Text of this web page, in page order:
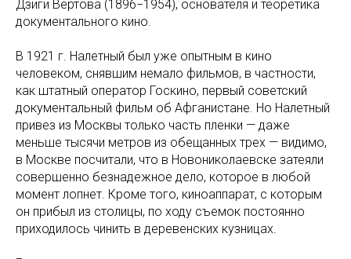
Дзиги Вертова (1896−1954), основателя и теоретика
документального кино.
В 1921 г. Налетный был уже опытным в кино
человеком, снявшим немало фильмов, в частности,
как штатный оператор Госкино, первый советский
документальный фильм об Афганистане. Но Налетный
привез из Москвы только часть пленки — даже
меньше тысячи метров из обещанных трех — видимо,
в Москве посчитали, что в Новониколаевске затеяли
совершенно безнадежное дело, которое в любой
момент лопнет. Кроме того, киноаппарат, с которым
он прибыл из столицы, по ходу съемок постоянно
приходилось чинить в деревенских кузницах.